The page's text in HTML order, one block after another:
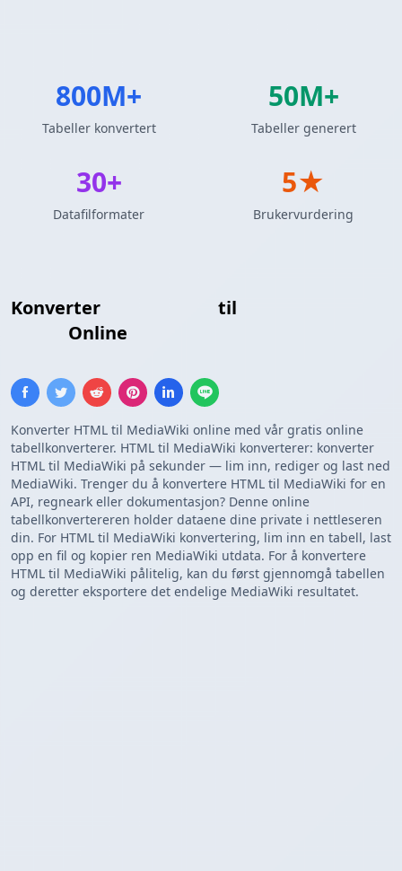
Konverter til
Online
Konverter HTML til MediaWiki online med vår gratis online
tabellkonverterer. HTML til MediaWiki konverterer: konverter
HTML til MediaWiki på sekunder — lim inn, rediger og last ned
MediaWiki. Trenger du å konvertere HTML til MediaWiki for en
API, regneark eller dokumentasjon? Denne online
tabellkonvertereren holder dataene dine private i nettleseren
din. For HTML til MediaWiki konvertering, lim inn en tabell, last
opp en fil og kopier ren MediaWiki utdata. For å konvertere
HTML til MediaWiki pålitelig, kan du først gjennomgå tabellen
og deretter eksportere det endelige MediaWiki resultatet.
800M+
Tabeller konvertert
50M+
Tabeller generert
30+
Datafilformater
5★
Brukervurdering